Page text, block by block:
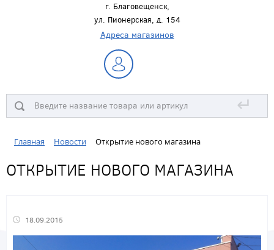
г. Благовещенск,
ул. Пионерская, д. 154
Адреса магазинов
↵
Главная Новости Открытие нового магазина
ОТКРЫТИЕ НОВОГО МАГАЗИНА
18.09.2015